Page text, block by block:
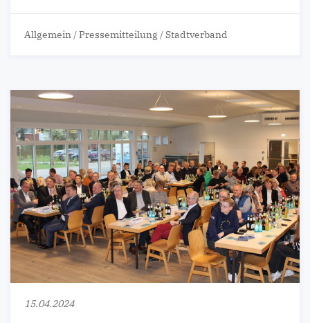
Allgemein /Pressemitteilung /Stadtverband
15.04.2024